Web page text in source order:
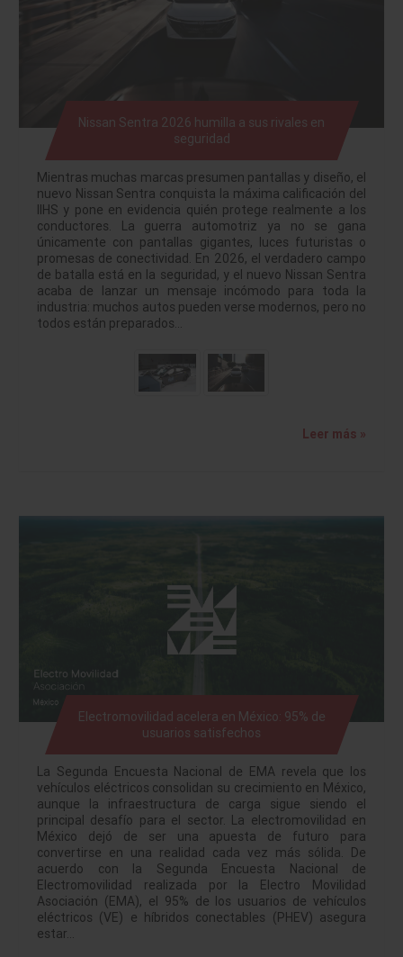
Nissan Sentra 2026 humilla a sus rivales en
seguridad
Mientras muchas marcas presumen pantallas y diseño, el
nuevo Nissan Sentra conquista la máxima calificación del
IIHS y pone en evidencia quién protege realmente a los
conductores. La guerra automotriz ya no se gana
únicamente con pantallas gigantes, luces futuristas o
promesas de conectividad. En 2026, el verdadero campo
de batalla está en la seguridad, y el nuevo Nissan Sentra
acaba de lanzar un mensaje incómodo para toda la
industria: muchos autos pueden verse modernos, pero no
todos están preparados…
Leer más »
Electromovilidad acelera en México: 95% de
usuarios satisfechos
La Segunda Encuesta Nacional de EMA revela que los
vehículos eléctricos consolidan su crecimiento en México,
aunque la infraestructura de carga sigue siendo el
principal desafío para el sector. La electromovilidad en
México dejó de ser una apuesta de futuro para
convertirse en una realidad cada vez más sólida. De
acuerdo con la Segunda Encuesta Nacional de
Electromovilidad realizada por la Electro Movilidad
Asociación (EMA), el 95% de los usuarios de vehículos
eléctricos (VE) e híbridos conectables (PHEV) asegura
estar…